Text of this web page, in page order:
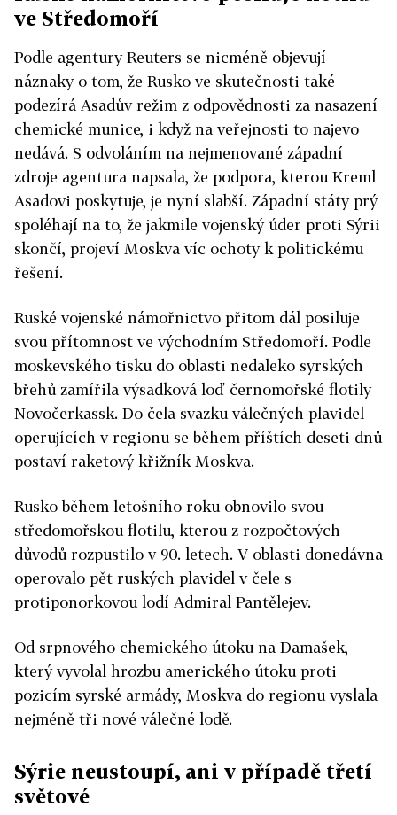
ve Středomoří
Podle agentury Reuters se nicméně objevují
náznaky o tom, že Rusko ve skutečnosti také
podezírá Asadův režim z odpovědnosti za nasazení
chemické munice, i když na veřejnosti to najevo
nedává. S odvoláním na nejmenované západní
zdroje agentura napsala, že podpora, kterou Kreml
Asadovi poskytuje, je nyní slabší. Západní státy prý
spoléhají na to, že jakmile vojenský úder proti Sýrii
skončí, projeví Moskva víc ochoty k politickému
řešení.
Ruské vojenské námořnictvo přitom dál posiluje
svou přítomnost ve východním Středomoří. Podle
moskevského tisku do oblasti nedaleko syrských
břehů zamířila výsadková loď černomořské flotily
Novočerkassk. Do čela svazku válečných plavidel
operujících v regionu se během příštích deseti dnů
postaví raketový křižník Moskva.
Rusko během letošního roku obnovilo svou
středomořskou flotilu, kterou z rozpočtových
důvodů rozpustilo v 90. letech. V oblasti donedávna
operovalo pět ruských plavidel v čele s
protiponorkovou lodí Admiral Pantělejev.
Od srpnového chemického útoku na Damašek,
který vyvolal hrozbu amerického útoku proti
pozicím syrské armády, Moskva do regionu vyslala
nejméně tři nové válečné lodě.
Sýrie neustoupí, ani v případě třetí
světové